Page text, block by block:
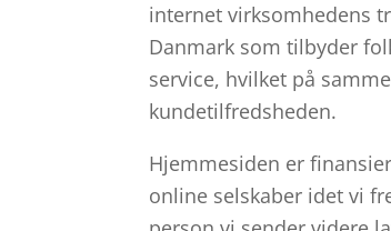
internet virksomhedens
Danmark som tilbyder
service, hvilket på
kundetilfredsheden.
Hjemmesiden er
online selskaber idet vi